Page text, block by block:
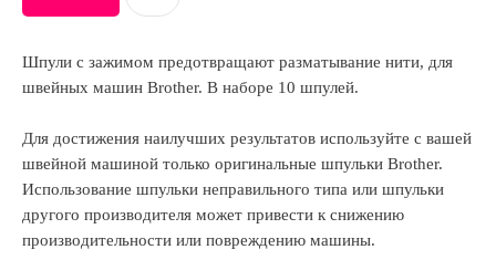
Шпули с зажимом предотвращают разматывание нити, для
швейных машин Brother. В наборе 10 шпулей.
Для достижения наилучших результатов используйте с вашей
швейной машиной только оригинальные шпульки Brother.
Использование шпульки неправильного типа или шпульки
другого производителя может привести к снижению
производительности или повреждению машины.